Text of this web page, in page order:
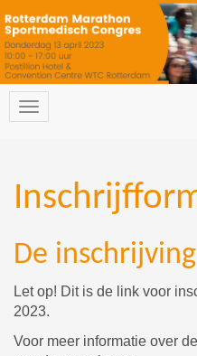
De
Let op! Dit is de link voor
2023.
Voor meer informatie over